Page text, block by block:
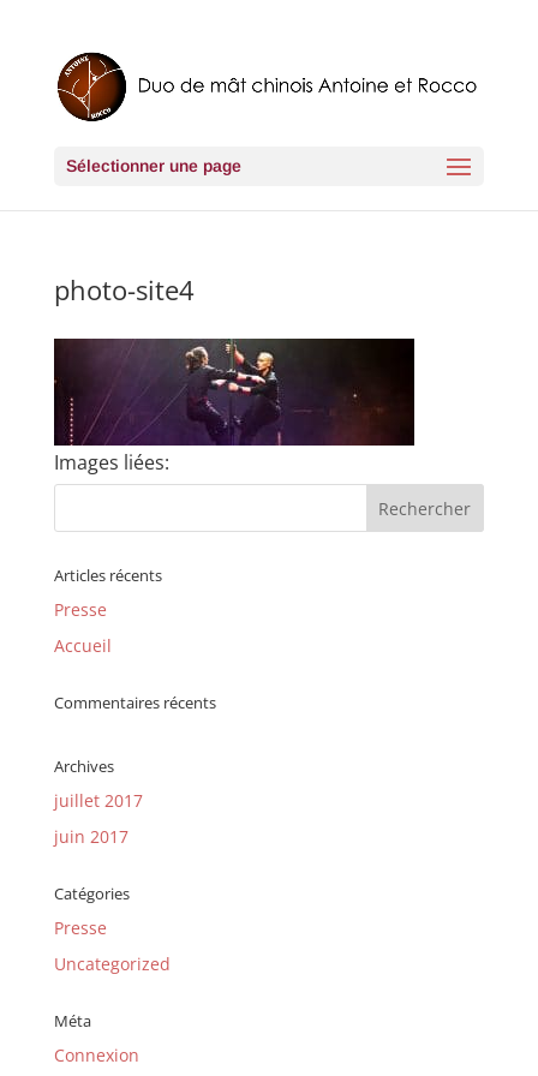
Sélectionner une page
photo-site4
Images liées:
Articles récents
Presse
Accueil
Commentaires récents
Archives
juillet 2017
juin 2017
Catégories
Presse
Uncategorized
Méta
Connexion